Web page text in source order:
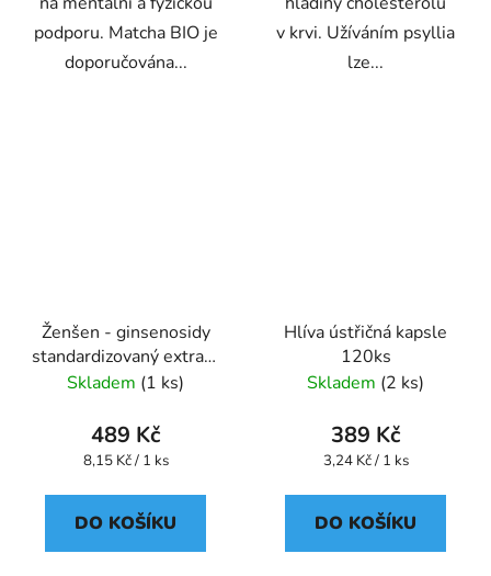
podporu. Matcha BIO je
doporučována...
v krvi. Užíváním psyllia
lze...
Ženšen - ginsenosidy
standardizovaný extrakt
kapsle 60 ks
Skladem (1 ks)
489 Kč
Měrná
8,15 Kč / 1 ks
DO KOŠÍKU
Hlíva ústřičná kapsle
120ks
Skladem (2 ks)
389 Kč
Měrná
3,24 Kč / 1 ks
DO KOŠÍKU